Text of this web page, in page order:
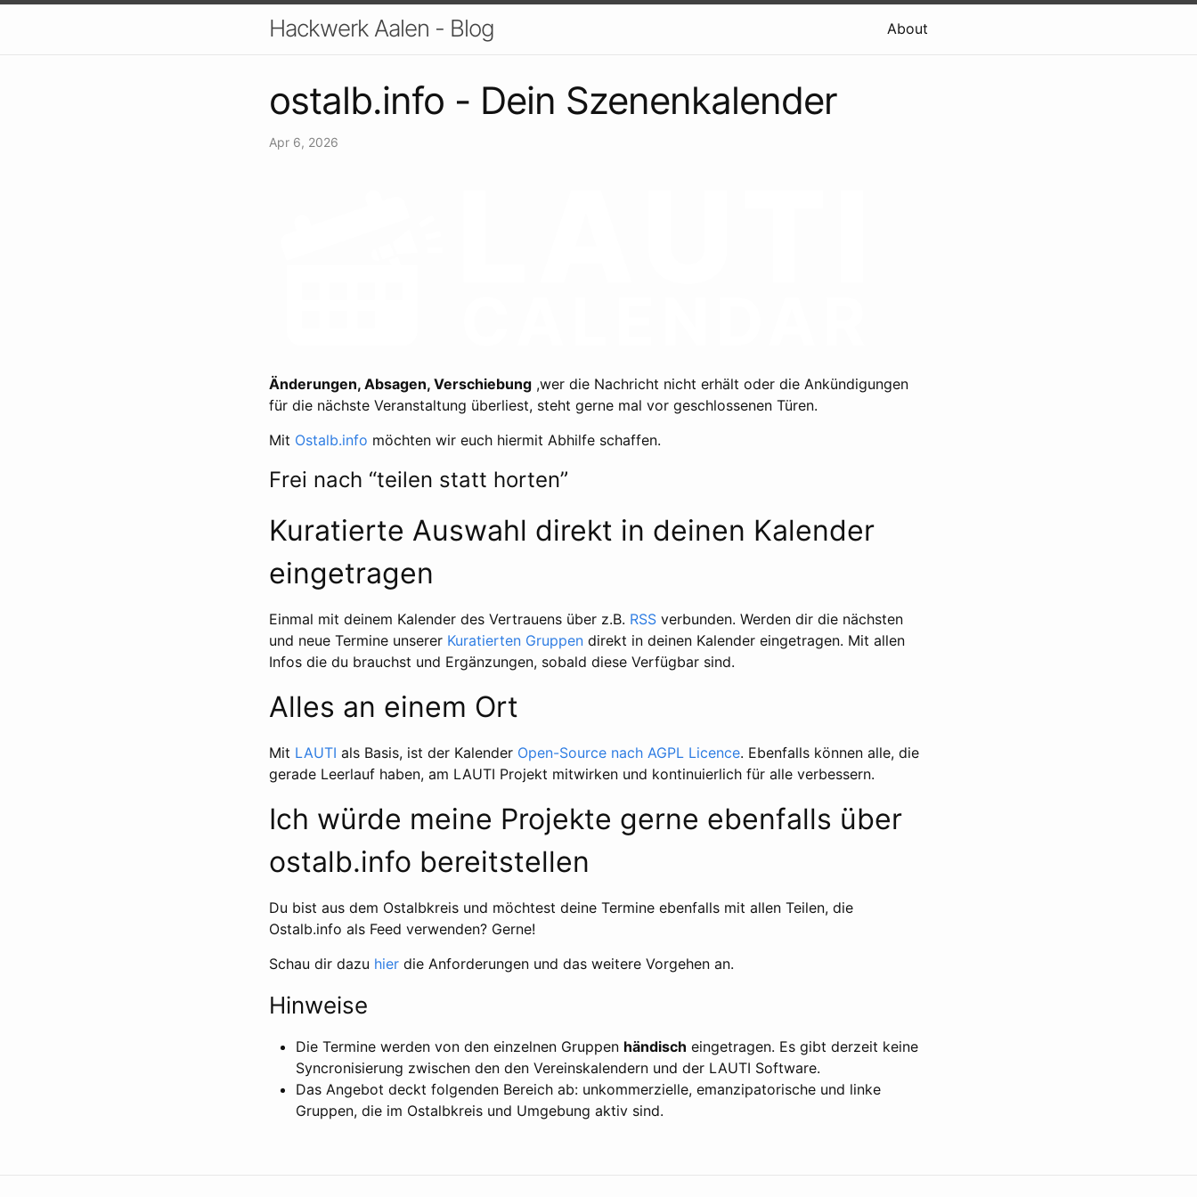
Hackwerk Aalen - Blog About
ostalb.info - Dein Szenenkalender
Apr 6, 2026
Änderungen, Absagen, Verschiebung ,wer die Nachricht nicht erhält oder die Ankündigungen
für die nächste Veranstaltung überliest, steht gerne mal vor geschlossenen Türen.
Mit Ostalb.info möchten wir euch hiermit Abhilfe schaffen.
Frei nach “teilen statt horten”
Kuratierte Auswahl direkt in deinen Kalender
eingetragen
Einmal mit deinem Kalender des Vertrauens über z.B. RSS verbunden. Werden dir die nächsten
und neue Termine unserer Kuratierten Gruppen direkt in deinen Kalender eingetragen. Mit allen
Infos die du brauchst und Ergänzungen, sobald diese Verfügbar sind.
Alles an einem Ort
Mit LAUTI als Basis, ist der Kalender Open-Source nach AGPL Licence. Ebenfalls können alle, die
gerade Leerlauf haben, am LAUTI Projekt mitwirken und kontinuierlich für alle verbessern.
Ich würde meine Projekte gerne ebenfalls über
ostalb.info bereitstellen
Du bist aus dem Ostalbkreis und möchtest deine Termine ebenfalls mit allen Teilen, die
Ostalb.info als Feed verwenden? Gerne!
Schau dir dazu hier die Anforderungen und das weitere Vorgehen an.
Hinweise
Die Termine werden von den einzelnen Gruppen händisch eingetragen. Es gibt derzeit keine
Syncronisierung zwischen den den Vereinskalendern und der LAUTI Software.
Das Angebot deckt folgenden Bereich ab: unkommerzielle, emanzipatorische und linke
Gruppen, die im Ostalbkreis und Umgebung aktiv sind.